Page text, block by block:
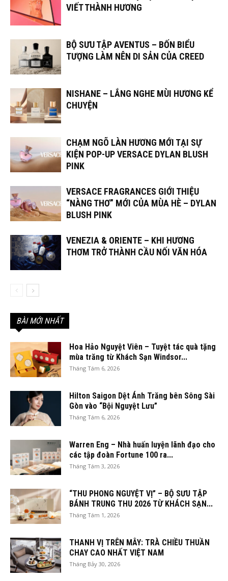
VIẾT THÀNH HƯƠNG
BỘ SƯU TẬP AVENTUS – BỐN BIỂU
TƯỢNG LÀM NÊN DI SẢN CỦA CREED
NISHANE – LẮNG NGHE MÙI HƯƠNG KỂ
CHUYỆN
CHẠM NGÕ LÀN HƯƠNG MỚI TẠI SỰ
KIỆN POP-UP VERSACE DYLAN BLUSH
PINK
VERSACE FRAGRANCES GIỚI THIỆU
“NÀNG THƠ” MỚI CỦA MÙA HÈ – DYLAN
BLUSH PINK
VENEZIA & ORIENTE – KHI HƯƠNG
THƠM TRỞ THÀNH CẦU NỐI VĂN HÓA
BÀI MỚI NHẤT
Hoa Hảo Nguyệt Viên – Tuyệt tác quà tặng
mùa trăng từ Khách Sạn Windsor...
Tháng Tám 6, 2026
Hilton Saigon Dệt Ánh Trăng bên Sông Sài
Gòn vào “Bội Nguyệt Lưu”
Tháng Tám 6, 2026
Warren Eng – Nhà huấn luyện lãnh đạo cho
các tập đoàn Fortune 100 ra...
Tháng Tám 3, 2026
“THU PHONG NGUYỆT VỊ” – BỘ SƯU TẬP
BÁNH TRUNG THU 2026 TỪ KHÁCH SẠN...
Tháng Tám 1, 2026
THANH VỊ TRÊN MÂY: TRÀ CHIỀU THUẦN
CHAY CAO NHẤT VIỆT NAM
Tháng Bảy 30, 2026